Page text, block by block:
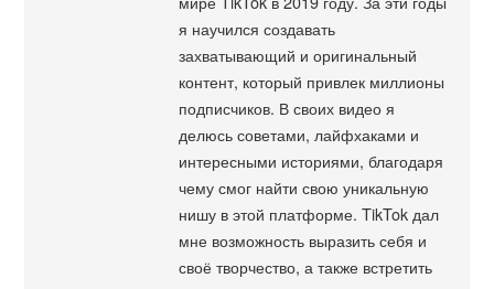
я научился создавать
захватывающий и оригинальный
контент, который привлек миллионы
подписчиков. В своих видео я
делюсь советами, лайфхаками и
интересными историями, благодаря
чему смог найти свою уникальную
нишу в этой платформе. TikTok дал
мне возможность выразить себя и
своё творчество, а также встретить